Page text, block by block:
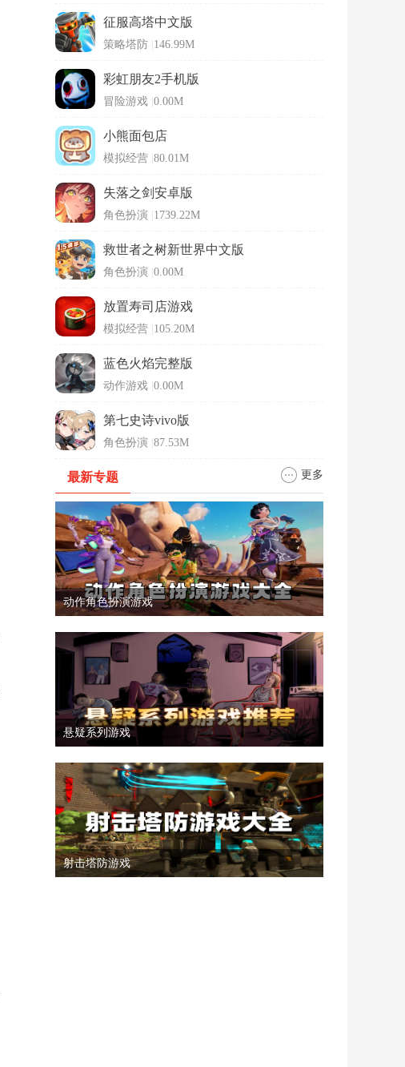
征服高塔中文版
策略塔防 146.99M
彩虹朋友2手机版
冒险游戏 0.00M
小熊面包店
模拟经营 80.01M
失落之剑安卓版
角色扮演 1739.22M
救世者之树新世界中文版
角色扮演 0.00M
放置寿司店游戏
模拟经营 105.20M
蓝色火焰完整版
动作游戏 0.00M
第七史诗vivo版
角色扮演 87.53M
最新专题 更多
动作角色扮演游戏
悬疑系列游戏
射击塔防游戏